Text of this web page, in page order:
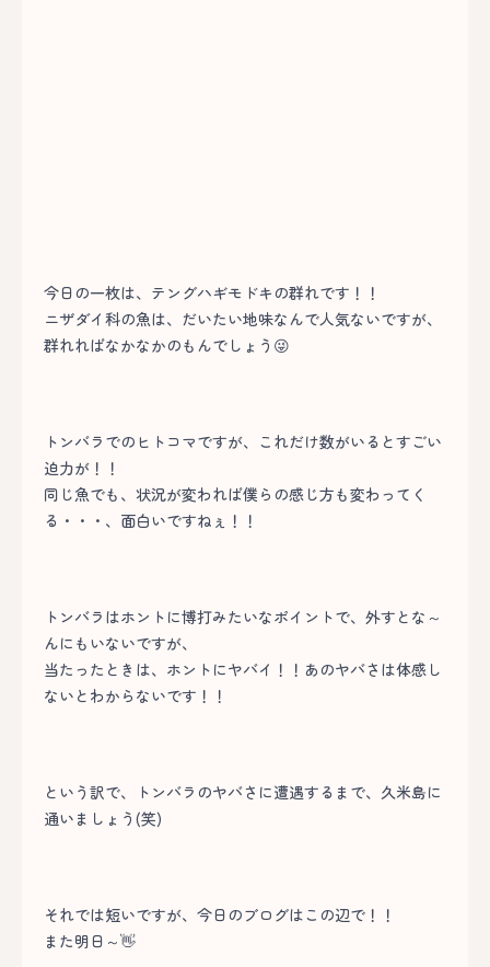
今日の一枚は、テングハギモドキの群れです！！
ニザダイ科の魚は、だいたい地味なんで人気ないですが、
群れればなかなかのもんでしょう😜
トンバラでのヒトコマですが、これだけ数がいるとすごい
迫力が！！
同じ魚でも、状況が変われば僕らの感じ方も変わってく
る・・・、面白いですねぇ！！
トンバラはホントに博打みたいなポイントで、外すとな～
んにもいないですが、
当たったときは、ホントにヤバイ！！あのヤバさは体感し
ないとわからないです！！
という訳で、トンバラのヤバさに遭遇するまで、久米島に
通いましょう(笑)
それでは短いですが、今日のブログはこの辺で！！
また明日～👋